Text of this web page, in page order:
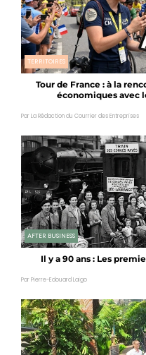
TERRITOIRES
Tour de France : à la
économiques avec
Par La Rédaction du Courrier des Entreprises
AFTER BUSINESS
Il y a 90 ans : Les
Par Pierre-Edouard Laigo